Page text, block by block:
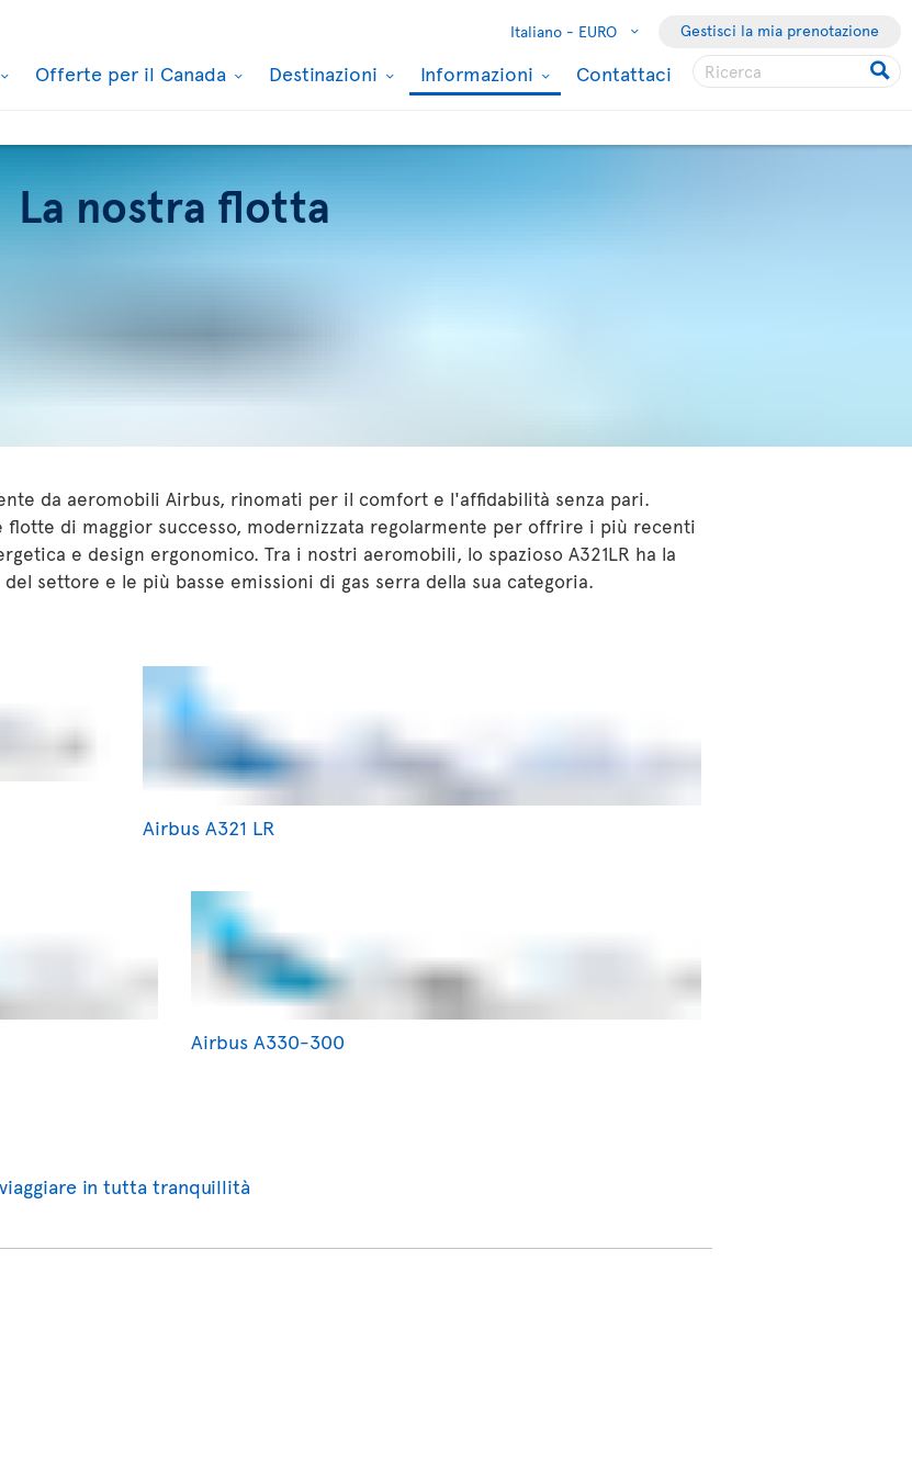
Italiano - EURO Gestisci la mia prenotazione
Offerte per il Canada Destinazioni Informazioni Contattaci
La nostra flotta
da aeromobili Airbus, rinomati per il comfort e l'affidabilità senza pari.
flotte di maggior successo, modernizzata regolarmente per offrire i più recenti
e design ergonomico. Tra i nostri aeromobili, lo spazioso A321LR ha la
settore e le più basse emissioni di gas serra della sua categoria.
Airbus A321 LR
Airbus A330-300
in tutta tranquillità